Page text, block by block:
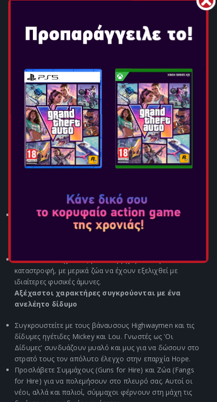
από μέρος σε μέρος αρπάζοντας όλες τις προμήθειες από
υπερασπιστούν τον τόπο τους ενάντια στις επιθέσεις
των Highwaymen και είναι στο χέρι σας να τους
γραμμή άμυνας στην μεταμορφωμένη, αποκαλυπτική
επαρχία Hope. Βοηθήστε τους Επιζήσαντες (Survivors) να
γίνουν πιο δυνατοί, φτιάξτε ένα αυτοσχέδιο
οπλοστάσιο μέσα από την Κλιμάκωση (Escalations) και
Αποστολές (Expeditions) σε όλη τη περιοχή και κάντε
απρόσμενες συμμαχίες για να πολεμήσετε και να
επιβιώσετε σε ένα επικίνδυνο περιβάλλον.
Χαρακτηριστικά
την Αποκάλυψη
Τεράστια λιβάδια με λουλούδια και πυκνή βλάστηση σας
προσκαλούν σε ένα πανέμορφο αλλά θανατηφόρο τοπίο
Η πανίδα δεν έχει επιζήσει ανέγγιχτή από την
καταστροφή, με μερικά ζώα να έχουν εξελιχθεί με
ιδιαίτερες φυσικές άμυνες.
Αξέχαστοι χαρακτήρες συγκρούονται με ένα
ανελέητο δίδυμο
Συγκρουστείτε με τους βάναυσους Highwaymen και τις
δίδυμες ηγέτιδες Mickey και Lou. Γνωστές ως 'Οι
Δίδυμες' συνδυάζουν μυαλό και μυς για να δώσουν στο
στρατό τους τον απόλυτο έλεγχο στην επαρχία Hope.
Προσλάβετε Συμμάχους (Guns for Hire) και Ζώα (Fangs
for Hire) για να πολεμήσουν στο πλευρό σας. Αυτοί οι
νέοι, αλλά και παλιοί, σύμμαχοι φέρνουν στη μάχη τις